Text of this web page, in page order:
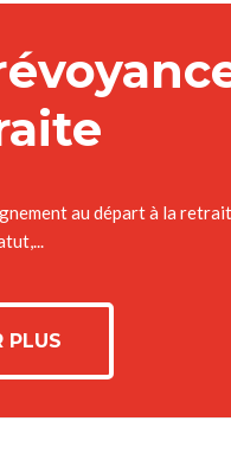
au départ à la
PLUS